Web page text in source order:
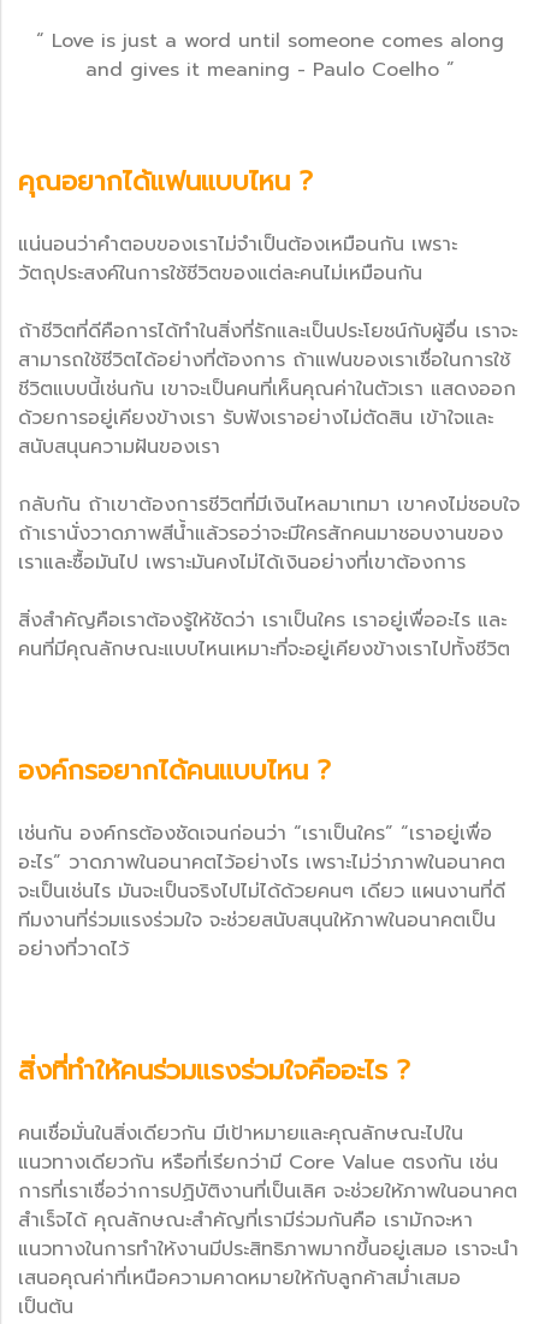
“ Love is just a word until someone comes along
and gives it meaning - Paulo Coelho ”
คุณอยากได้แฟนแบบไหน ?
แน่นอนว่าคำตอบของเราไม่จำเป็นต้องเหมือนกัน เพราะ
วัตถุประสงค์ในการใช้ชีวิตของแต่ละคนไม่เหมือนกัน
ถ้าชีวิตที่ดีคือการได้ทำในสิ่งที่รักและเป็นประโยชน์กับผู้อื่น เราจะ
สามารถใช้ชีวิตได้อย่างที่ต้องการ ถ้าแฟนของเราเชื่อในการใช้
ชีวิตแบบนี้เช่นกัน เขาจะเป็นคนที่เห็นคุณค่าในตัวเรา แสดงออก
ด้วยการอยู่เคียงข้างเรา รับฟังเราอย่างไม่ตัดสิน เข้าใจและ
สนับสนุนความฝันของเรา
กลับกัน ถ้าเขาต้องการชีวิตที่มีเงินไหลมาเทมา เขาคงไม่ชอบใจ
ถ้าเรานั่งวาดภาพสีน้ำแล้วรอว่าจะมีใครสักคนมาชอบงานของ
เราและซื้อมันไป เพราะมันคงไม่ได้เงินอย่างที่เขาต้องการ
สิ่งสำคัญคือเราต้องรู้ให้ชัดว่า เราเป็นใคร เราอยู่เพื่ออะไร และ
คนที่มีคุณลักษณะแบบไหนเหมาะที่จะอยู่เคียงข้างเราไปทั้งชีวิต
องค์กรอยากได้คนแบบไหน ?
เช่นกัน องค์กรต้องชัดเจนก่อนว่า “เราเป็นใคร” “เราอยู่เพื่อ
อะไร” วาดภาพในอนาคตไว้อย่างไร เพราะไม่ว่าภาพในอนาคต
จะเป็นเช่นไร มันจะเป็นจริงไปไม่ได้ด้วยคนๆ เดียว แผนงานที่ดี
ทีมงานที่ร่วมแรงร่วมใจ จะช่วยสนับสนุนให้ภาพในอนาคตเป็น
อย่างที่วาดไว้
สิ่งที่ทำให้คนร่วมแรงร่วมใจคืออะไร ?
คนเชื่อมั่นในสิ่งเดียวกัน มีเป้าหมายและคุณลักษณะไปใน
แนวทางเดียวกัน หรือที่เรียกว่ามี Core Value ตรงกัน เช่น
การที่เราเชื่อว่าการปฏิบัติงานที่เป็นเลิศ จะช่วยให้ภาพในอนาคต
สำเร็จได้ คุณลักษณะสำคัญที่เรามีร่วมกันคือ เรามักจะหา
แนวทางในการทำให้งานมีประสิทธิภาพมากขึ้นอยู่เสมอ เราจะนำ
เสนอคุณค่าที่เหนือความคาดหมายให้กับลูกค้าสม่ำเสมอ
เป็นต้น